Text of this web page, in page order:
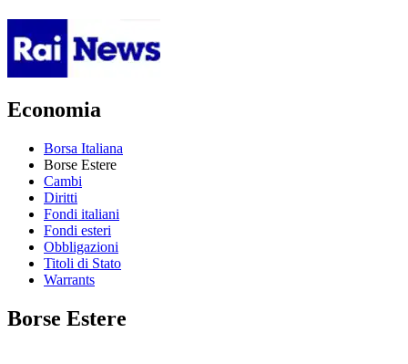
Economia
Borsa Italiana
Borse Estere
Cambi
Diritti
Fondi italiani
Fondi esteri
Obbligazioni
Titoli di Stato
Warrants
Borse Estere